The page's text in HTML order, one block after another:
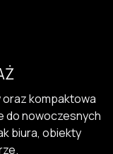
kompaktowa
do nowoczesnych
biura, obiekty